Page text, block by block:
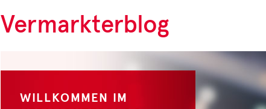
Vermarkterblog
WILLKOMMEN IM